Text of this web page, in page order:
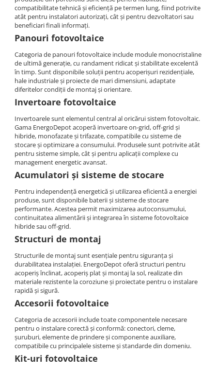
Sungrow
Victron Energy
MPPT
Invertor Hibrid - Off Grid
HV
US
SMA
Sungrow
SBH
SBR battery
SBS
Accesorii stocare
Cabluri aluminiu coaxial
bransament
Cabluri aluminiu nearmat
Cabluri aluminiu tip Enel
Cabluri aluminiu torsadat/aerian
Cabluri energie joasa tensiune -
cupru
Cabluri cupru armat
Cabluri cupru coaxial bransament
Cabluri cupru flexibil
Cabluri cupru nearmat
Cabluri cupru rezistente la foc
Cabluri flexibile
Cabluri flexibile plate
Cabluri medie tensiune aluminiu
Cabluri optice
Cabluri semnalizare si control
Cabluri speciale
Conductori flexibili cupru
Conductori rigizi
Conductori rigizi cupru
Cabluri alarma
Cabluri semnalizare incendiu
Cabluri semnalizare si control
ecranate
Cutie ABS modulara
Doze
Doze aparat
Jgheab metalic perforat
Jgheab tip sarma
Tablou metalic
Tablou organizare santier echipat
Tablou organizare santier necablat
Tub flexibil
Tub flexibil dublu perete (corugata)
Tub flexibil metalic
Intrerupatoare automate
AFDD
Intrerupatoare automate de putere
diferentiale
Intrerupatoare automate modulare
Separator sarcina
Separator fuzibil
Separator fuzibil aplicatii
fotovoltaice
Sigurante fuzibile
Aplica LED
Corpuri solare
Corpuri solare decorative
Instalatii sarbatori
Lanterne
Stalpi de iluminat
compatibilitate tehnică și eficiență pe termen lung, fiind potrivite
atât pentru instalatori autorizați, cât și pentru dezvoltatori sau
beneficiari finali informați.
Panouri fotovoltaice
Categoria de panouri fotovoltaice include module monocristaline
de ultimă generație, cu randament ridicat și stabilitate excelentă
în timp. Sunt disponibile soluții pentru acoperișuri rezidențiale,
hale industriale și proiecte de mari dimensiuni, adaptate
diferitelor condiții de montaj și orientare.
Invertoare fotovoltaice
Invertoarele sunt elementul central al oricărui sistem fotovoltaic.
Gama EnergoDepot acoperă invertoare on-grid, off-grid și
hibride, monofazate și trifazate, compatibile cu sisteme de
stocare și optimizare a consumului. Produsele sunt potrivite atât
pentru sisteme simple, cât și pentru aplicații complexe cu
management energetic avansat.
Acumulatori și sisteme de stocare
Pentru independență energetică și utilizarea eficientă a energiei
produse, sunt disponibile baterii și sisteme de stocare
performante. Acestea permit maximizarea autoconsumului,
continuitatea alimentării și integrarea în sisteme fotovoltaice
hibride sau off-grid.
Structuri de montaj
Structurile de montaj sunt esențiale pentru siguranța și
durabilitatea instalației. EnergoDepot oferă structuri pentru
acoperiș înclinat, acoperiș plat și montaj la sol, realizate din
materiale rezistente la coroziune și proiectate pentru o instalare
rapidă și sigură.
Accesorii fotovoltaice
Categoria de accesorii include toate componentele necesare
pentru o instalare corectă și conformă: conectori, cleme,
șuruburi, elemente de prindere și componente auxiliare,
compatibile cu principalele sisteme și standarde din domeniu.
Kit-uri fotovoltaice